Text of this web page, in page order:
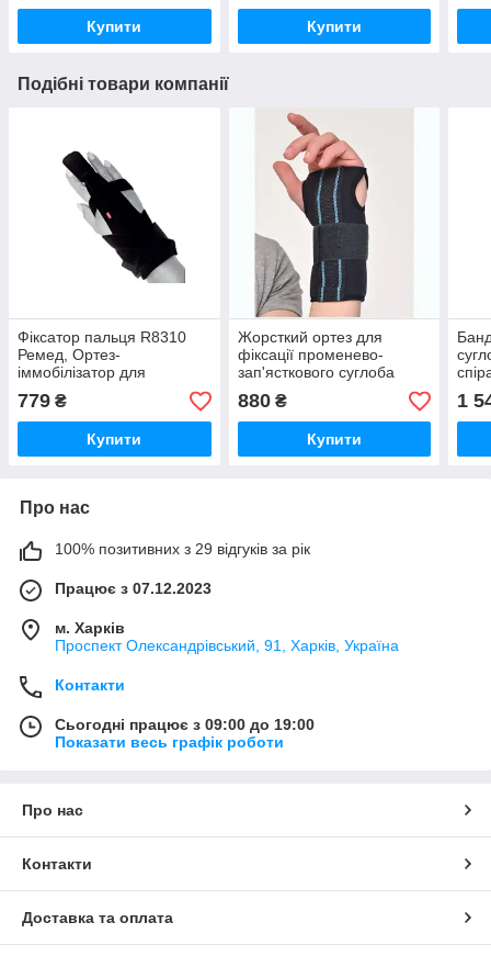
Купити Купити
Подібні товари компанії
Фіксатор пальця R8310
Ремед, Ортез-
іммобілізатор для
стабілізації та фіксації
пальця руки
779 ₴
Купити
Жорсткий ортез для
фіксації променево-
зап'ясткового суглоба
Реабілітімед ТУТОР-6К
графітовий COMFORT
880₴
Купити
1
Про нас
100% позитивних з 29 відгуків за рік
Працює з 07.12.2023
м. Харків
Проспект Олександрівський, 91, Харків, Україна
Контакти
Сьогодні працює з 09:00 до 19:00
Показати весь графік роботи
Про нас
Контакти
Доставка та оплата